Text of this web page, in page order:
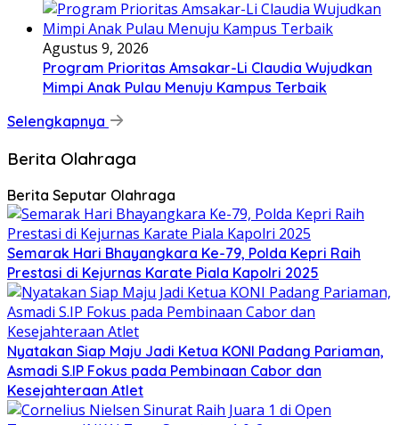
Agustus 9, 2026
Program Prioritas Amsakar-Li Claudia Wujudkan
Mimpi Anak Pulau Menuju Kampus Terbaik
Selengkapnya
Berita Olahraga
Berita Seputar Olahraga
Semarak Hari Bhayangkara Ke-79, Polda Kepri Raih
Prestasi di Kejurnas Karate Piala Kapolri 2025
Nyatakan Siap Maju Jadi Ketua KONI Padang Pariaman,
Asmadi S.IP Fokus pada Pembinaan Cabor dan
Kesejahteraan Atlet